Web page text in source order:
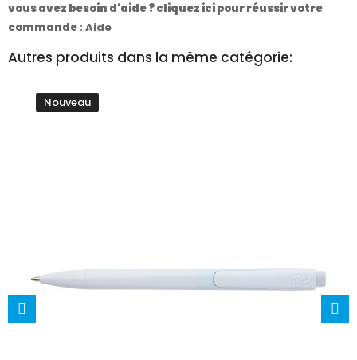
vous avez besoin d'aide ? cliquez ici pour réussir votre
commande : Aide
Autres produits dans la même catégorie:
Nouveau